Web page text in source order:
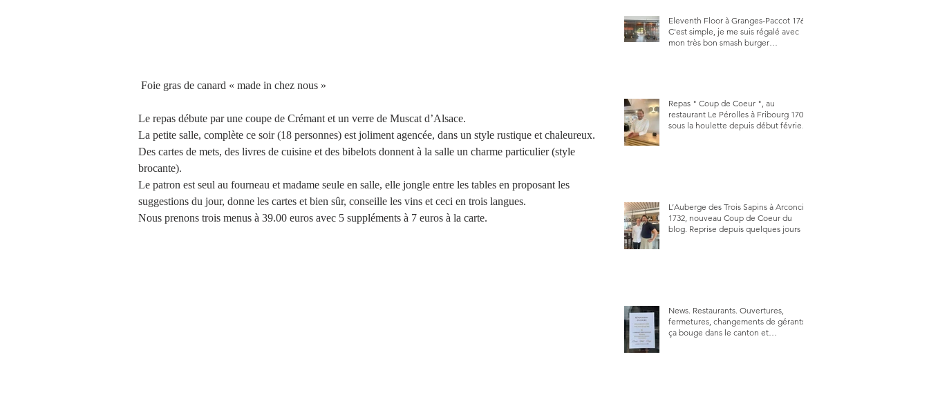
Foie gras de canard « made in chez nous »
Le repas débute par une coupe de Crémant et un verre de Muscat d’Alsace.
La petite salle, complète ce soir (18 personnes) est joliment agencée, dans un style rustique et chaleureux.
Des cartes de mets, des livres de cuisine et des bibelots donnent à la salle un charme particulier (style
brocante).
Le patron est seul au fourneau et madame seule en salle, elle jongle entre les tables en proposant les
suggestions du jour, donne les cartes et bien sûr, conseille les vins et ceci en trois langues.
Nous prenons trois menus à 39.00 euros avec 5 suppléments à 7 euros à la carte.
Eleventh Floor à Granges-Paccot 1763.
C'est simple, je me suis régalé avec
mon très bon smash burger
Repas " Coup de Coeur ", au
restaurant Le Pérolles à Fribourg 1700,
sous la houlette depuis début février
L’Auberge des Trois Sapins à Arconciel
1732, nouveau Coup de Coeur du
blog. Reprise depuis quelques jours (le
News. Restaurants. Ouvertures,
fermetures, changements de gérants,
ça bouge dans le canton et